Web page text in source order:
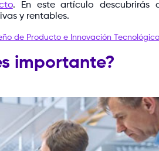
. En este artículo descubrirás
y rentables.
de Producto e Innovación Tecnológica
importante?